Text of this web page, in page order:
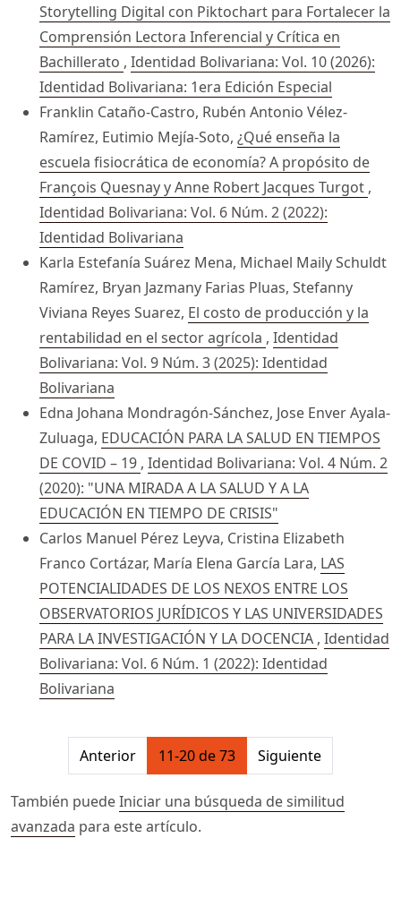
Storytelling Digital con Piktochart para Fortalecer la
Comprensión Lectora Inferencial y Crítica en
Bachillerato , Identidad Bolivariana: Vol. 10 (2026):
Identidad Bolivariana: 1era Edición Especial
Franklin Cataño-Castro, Rubén Antonio Vélez-
Ramírez, Eutimio Mejía-Soto, ¿Qué enseña la
escuela fisiocrática de economía? A propósito de
François Quesnay y Anne Robert Jacques Turgot ,
Identidad Bolivariana: Vol. 6 Núm. 2 (2022):
Identidad Bolivariana
Karla Estefanía Suárez Mena, Michael Maily Schuldt
Ramírez, Bryan Jazmany Farias Pluas, Stefanny
Viviana Reyes Suarez, El costo de producción y la
rentabilidad en el sector agrícola , Identidad
Bolivariana: Vol. 9 Núm. 3 (2025): Identidad
Bolivariana
Edna Johana Mondragón-Sánchez, Jose Enver Ayala-
Zuluaga, EDUCACIÓN PARA LA SALUD EN TIEMPOS
DE COVID – 19 , Identidad Bolivariana: Vol. 4 Núm. 2
(2020): "UNA MIRADA A LA SALUD Y A LA
EDUCACIÓN EN TIEMPO DE CRISIS"
Carlos Manuel Pérez Leyva, Cristina Elizabeth
Franco Cortázar, María Elena García Lara, LAS
POTENCIALIDADES DE LOS NEXOS ENTRE LOS
OBSERVATORIOS JURÍDICOS Y LAS UNIVERSIDADES
PARA LA INVESTIGACIÓN Y LA DOCENCIA , Identidad
Bolivariana: Vol. 6 Núm. 1 (2022): Identidad
Bolivariana
##issue.pagination##
Anterior 11-20 de 73 Siguiente
También puedeIniciar una búsqueda de similitud
avanzada para este artículo.